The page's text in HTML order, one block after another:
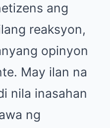
ang
reaksyon,
opinyon
May ilan na
nila inasahan
ng